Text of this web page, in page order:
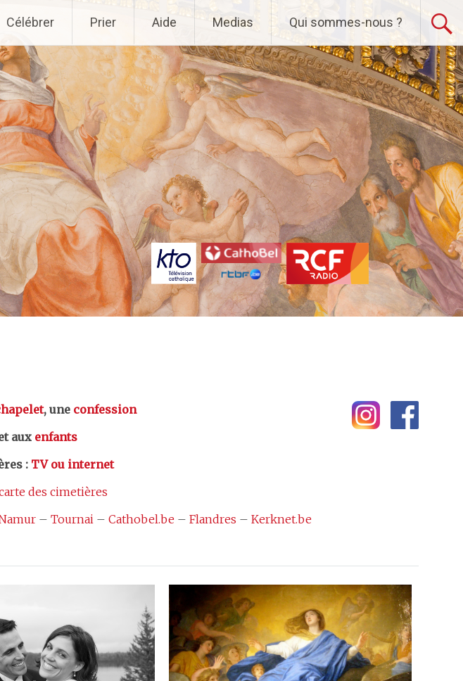
au
principal
Célébrer Prier Aide Medias Qui sommes-nous ?
, une confession
aux enfants
: TV ou internet
des cimetières
– Tournai – Cathobel.be – Flandres – Kerknet.be